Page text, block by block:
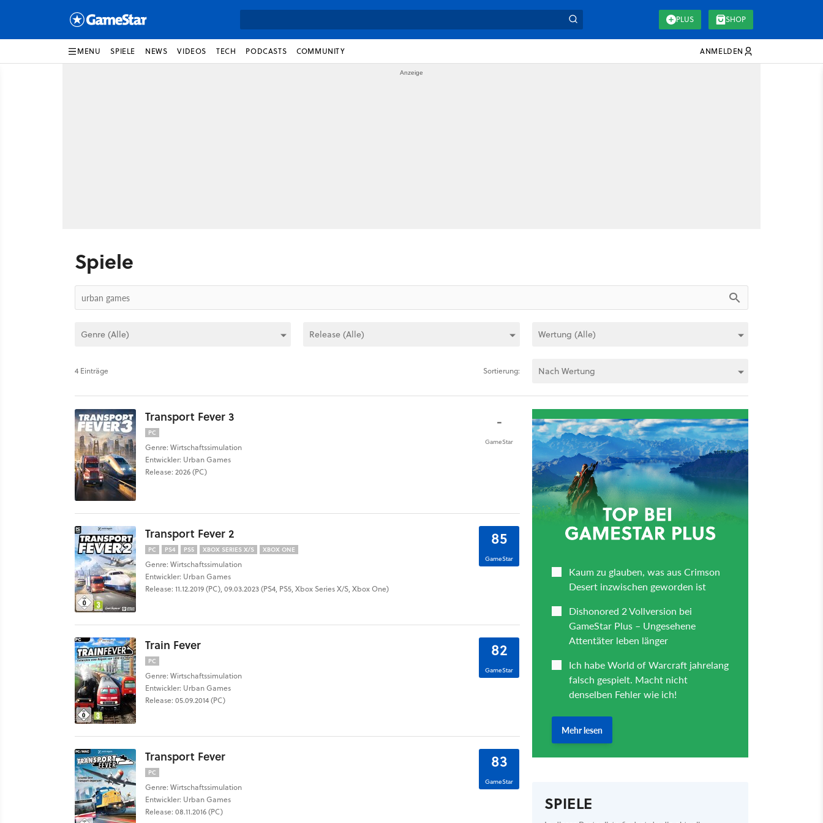
PLUS SHOP
MENU SPIELE NEWS VIDEOS TECH PODCASTS COMMUNITY ANMELDEN
Spiele
4 Einträge Sortierung:
Transport Fever 3
PC
Genre: Wirtschaftssimulation
Entwickler: Urban Games
Release: 2026 (PC)
-
GameStar
Transport Fever 2
PC PS4 PS5 XBOX SERIES X/S XBOX ONE
Genre: Wirtschaftssimulation
Entwickler: Urban Games
Release: 11.12.2019 (PC), 09.03.2023 (PS4, PS5, Xbox Series X/S, Xbox One)
85
GameStar
Train Fever
PC
Genre: Wirtschaftssimulation
Entwickler: Urban Games
Release: 05.09.2014 (PC)
82
GameStar
Transport Fever
PC
Genre: Wirtschaftssimulation
Entwickler: Urban Games
Release: 08.11.2016 (PC)
83
GameStar
SPIELE